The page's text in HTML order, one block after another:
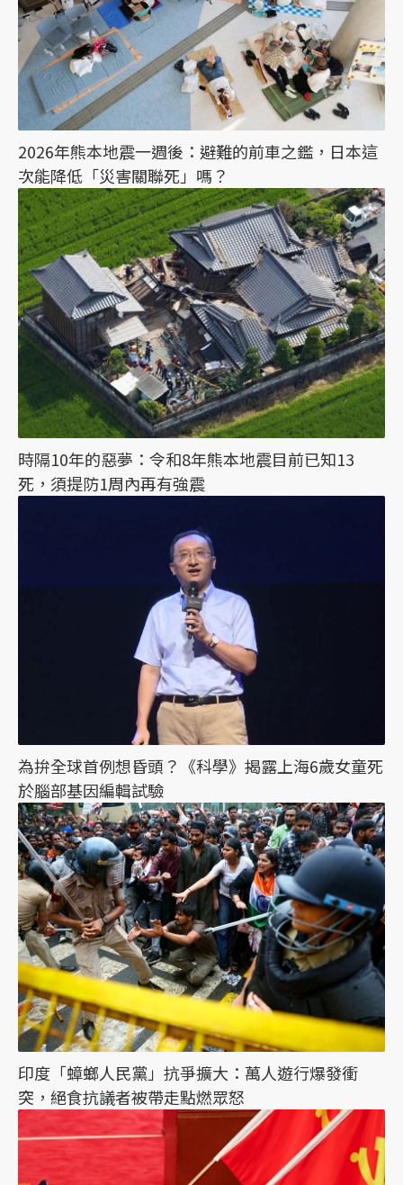
2026年熊本地震一週後：避難的前車之鑑，日本這
次能降低「災害關聯死」嗎？
時隔10年的惡夢：令和8年熊本地震目前已知13
死，須提防1周內再有強震
為拚全球首例想昏頭？《科學》揭露上海6歲女童死
於腦部基因編輯試驗
印度「蟑螂人民黨」抗爭擴大：萬人遊行爆發衝
突，絕食抗議者被帶走點燃眾怒